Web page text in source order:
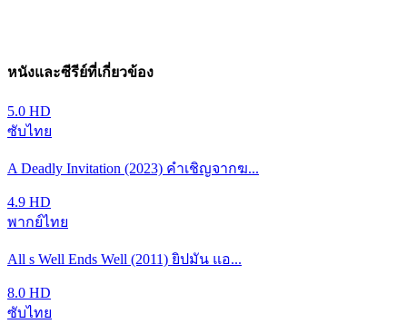
หนังและซีรีย์ที่เกี่ยวข้อง
5.0 HD
ซับไทย
A Deadly Invitation (2023) คำเชิญจากฆ...
4.9 HD
พากย์ไทย
All s Well Ends Well (2011) ยิปมัน แอ...
8.0 HD
ซับไทย